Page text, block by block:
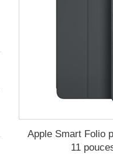
Apple Smart Folio
11